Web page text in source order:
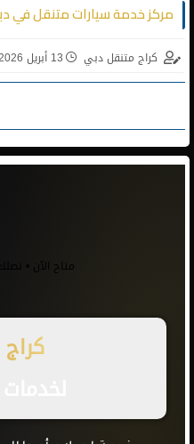
مركز خدمة سيارات متنقل في
كراج متنقل دبي 13 أبريل 2026
متاح الآن • نصلك خلال